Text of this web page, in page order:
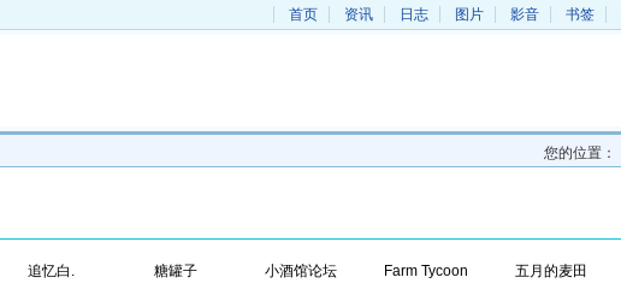
首页 资讯 日志 图片 影音 书签
您的位置：
追忆白. 糖罐子 小酒馆论坛 Farm Tycoon 五月的麦田